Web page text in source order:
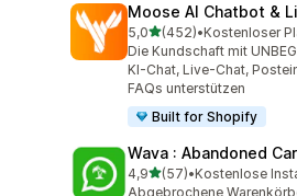
Moose AI Chatbot &
5,0von 5 Sternen
(452)
452 Rezensionen
•Kostenloser
Die Kundschaft mit
KI-Chat, Live-Chat,
FAQs unterstützen
Built for Shopify
Wava : Abandoned
4,9von 5 Sternen
(57)
57 Rezensionen
•Kostenlose
Abgebrochene